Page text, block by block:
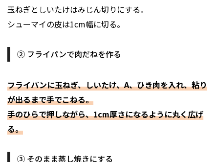
玉ねぎとしいたけはみじん切りにする。
シューマイの皮は1cm幅に切る。
② フライパンで肉だねを作る
フライパンに玉ねぎ、しいたけ、A、ひき肉を入れ、粘り
が出るまで手でこねる。
手のひらで押しながら、1cm厚さになるように丸く広げ
る。
③ そのまま蒸し焼きにする